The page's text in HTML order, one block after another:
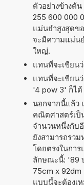
ตัวอย่างข้างต้
255 600 000
แม่นยำสูงสุดข
จะมีความแม่น
ใหญ่.
แทนที่จะเขียน
แทนที่จะเขียน
'4 pow 3' ก็ได้
นอกจากนี้แล้ว
คณิตศาสตร์เป็
จำนวนหนึ่งกับ
ยังสามารถรว
โดยตรงในกา
ลักษณะนี้: '89
75cm x
แบบนี้จะต้องเ